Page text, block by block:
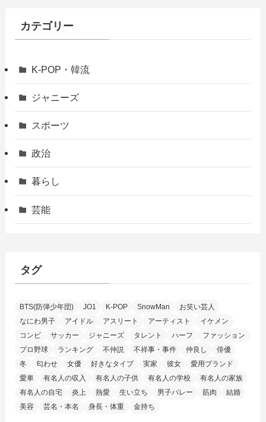
カテゴリー
K-POP・韓流
ジャニーズ
スポーツ
政治
暮らし
芸能
タグ
BTS(防弾少年団) JO1 K-POP SnowMan
お笑い芸人
なにわ男子
アイドル アスリート アーティスト
イケメン
コンビ
サッカー ジャニーズ タレント ハーフ
ファッション
プロ野球
ランキング 不仲説 不祥事・事件 仲良し
俳優
冬
匂わせ 女優 好きなタイプ 実家 彼女
愛用ブランド
愛車
有名人の収入 有名人の子供 有名人の学校
有名人の家族
有名人の自宅
炎上 熱愛 生い立ち 男子バレー 筋肉
結婚
美容
芸名・本名 身長・体重 金持ち